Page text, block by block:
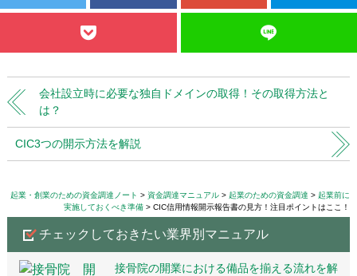
会社設立時に必要な独自ドメインの取得！その取得方法と
は？
CIC3つの開示方法を解説
起業・創業のための資金調達ノート 資金調達マニュアル 起業のための資金調達
起業前に
実施しておくべき準備
CIC信用情報開示報告書の見方！注目ポイントはここ！
チェックしておきたい業界別マニュアル
接骨院の開業における備品を揃える流れを解